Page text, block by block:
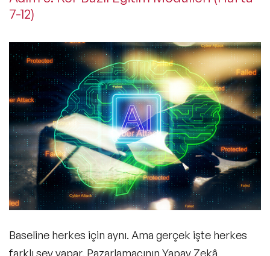
7-12)
Baseline herkes için aynı. Ama gerçek işte herkes
farklı şey yapar. Pazarlamacının Yapay Zekâ